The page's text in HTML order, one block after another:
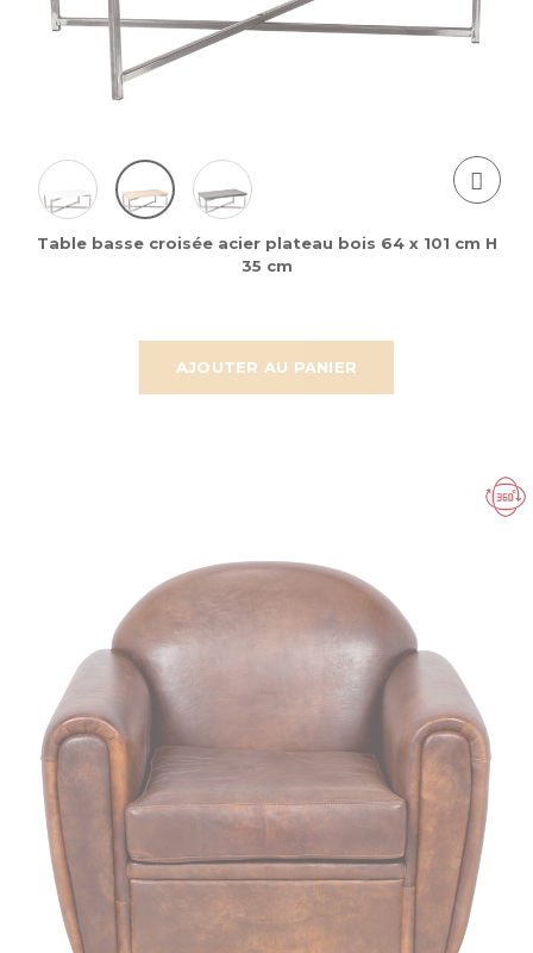
AJOUTER AU PANIER
Table basse croisée acier plateau bois 64 x 101 cm H
35 cm